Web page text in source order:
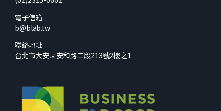
電子信箱
b@blab.tw
聯絡地址
台北市大安區安和路二段213號2樓之1